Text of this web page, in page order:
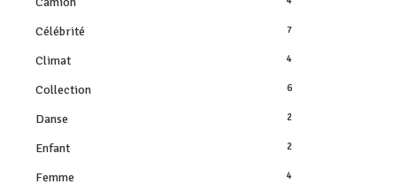
Célébrité 7
Climat 4
Collection 6
Danse 2
Enfant 2
Femme 4